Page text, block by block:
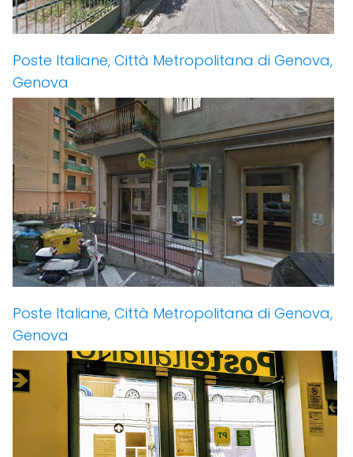
Poste Italiane, Città Metropolitana di Genova,
Genova
Poste Italiane, Città Metropolitana di Genova,
Genova